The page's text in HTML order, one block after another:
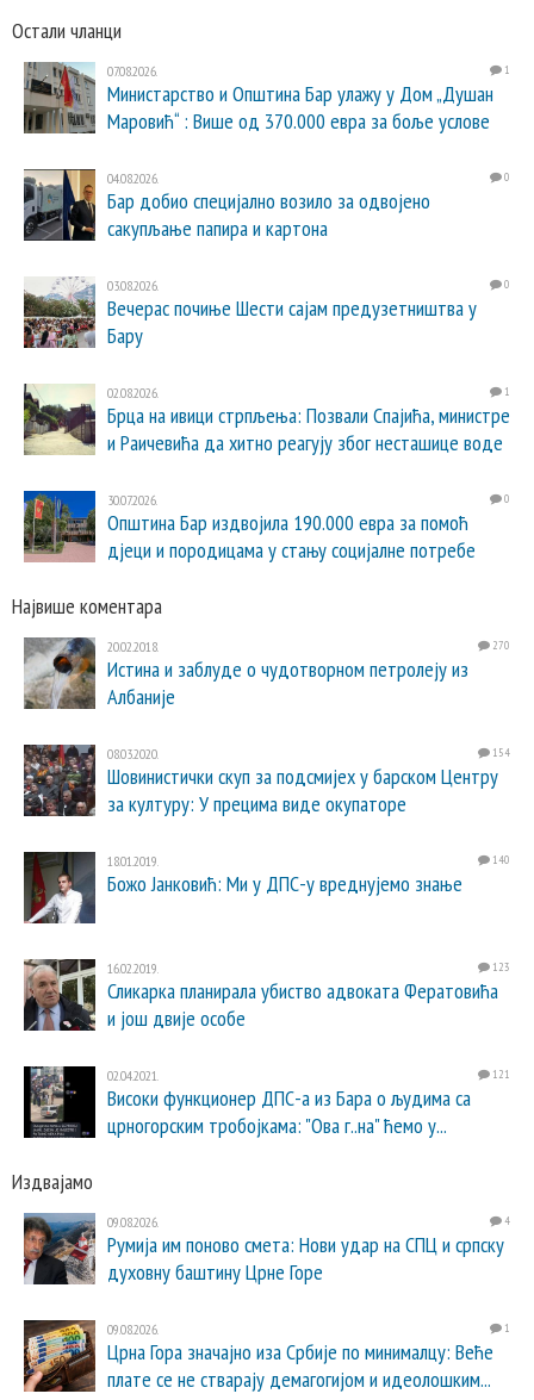
Остали чланци
07.08.2026. 1
Министарство и Општина Бар улажу у Дом „Душан
Маровић“ : Више од 370.000 евра за боље услове
04.08.2026. 0
Бар добио специјално возило за одвојено
сакупљање папира и картона
03.08.2026. 0
Вечерас почиње Шести сајам предузетништва у
Бару
02.08.2026. 1
Брца на ивици стрпљења: Позвали Спајића, министре
и Раичевића да хитно реагују због несташице воде
30.07.2026. 0
Општина Бар издвојила 190.000 евра за помоћ
дјеци и породицама у стању социјалне потребе
Највише коментара
20.02.2018. 270
Истина и заблуде о чудотворном петролеју из
Албаније
08.03.2020. 154
Шовинистички скуп за подсмијех у барском Центру
за културу: У прецима виде окупаторе
18.01.2019. 140
Божо Јанковић: Ми у ДПС-у вреднујемо знање
16.02.2019. 123
Сликарка планирала убиство адвоката Фератовића
и још двије особе
02.04.2021. 121
Високи функционер ДПС-а из Бара о људима са
црногорским тробојкама: "Ова г..на" ћемо у...
Издвајамо
09.08.2026. 4
Румија им поново смета: Нови удар на СПЦ и српску
духовну баштину Црне Горе
09.08.2026. 1
Црна Гора значајно иза Србије по минималцу: Веће
плате се не стварају демагогијом и идеолошким...